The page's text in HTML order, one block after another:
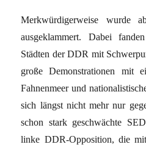
Merkwürdigerweise wurde
ausgeklammert. Dabei
Städten der DDR mit
große Demonstrationen mit
Fahnenmeer und
sich längst nicht mehr nur
schon stark geschwächte
linke DDR-Opposition, die